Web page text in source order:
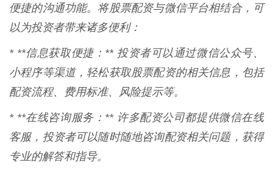
便捷的沟通功能。将股票配资与微信平台相结合，可
以为投资者带来诸多便利：
* **信息获取便捷：** 投资者可以通过微信公众号、
小程序等渠道，轻松获取股票配资的相关信息，包括
配资流程、费用标准、风险提示等。
* **在线咨询服务：** 许多配资公司都提供微信在线
客服，投资者可以随时随地咨询配资相关问题，获得
专业的解答和指导。